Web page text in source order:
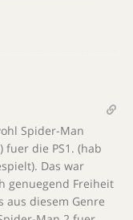
Spider-Man
fuer die PS1. (hab
Das war
genuegend Freiheit
aus diesem Genre